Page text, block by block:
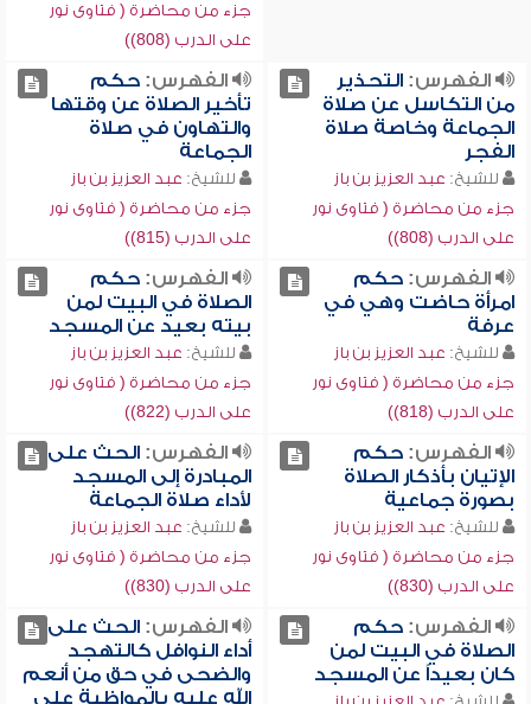
جزء من محاضرة ( فتاوى نور
على الدرب (808))
الفهرس:التحذير
من التكاسل عن صلاة
الجماعة وخاصة صلاة
الفجر
للشيخ: عبد العزيز بن باز
جزء من محاضرة ( فتاوى نور
على الدرب (808))
الفهرس:حكم
تأخير الصلاة عن وقتها
والتهاون في صلاة
الجماعة
للشيخ: عبد العزيز بن باز
جزء من محاضرة ( فتاوى نور
على الدرب (815))
الفهرس:حكم
امرأة حاضت وهي في
عرفة
للشيخ: عبد العزيز بن باز
جزء من محاضرة ( فتاوى نور
على الدرب (818))
الفهرس:حكم
الصلاة في البيت لمن
بيته بعيد عن المسجد
للشيخ: عبد العزيز بن باز
جزء من محاضرة ( فتاوى نور
على الدرب (822))
الفهرس:حكم
الإتيان بأذكار الصلاة
بصورة جماعية
للشيخ: عبد العزيز بن باز
جزء من محاضرة ( فتاوى نور
على الدرب (830))
الفهرس:الحث على
المبادرة إلى المسجد
لأداء صلاة الجماعة
للشيخ: عبد العزيز بن باز
جزء من محاضرة ( فتاوى نور
على الدرب (830))
الفهرس:حكم
الصلاة في البيت لمن
كان بعيداً عن المسجد
الفهرس:الحث على
أداء النوافل كالتهجد
والضحى في حق من أنعم
الله عليه بالمواظبة على